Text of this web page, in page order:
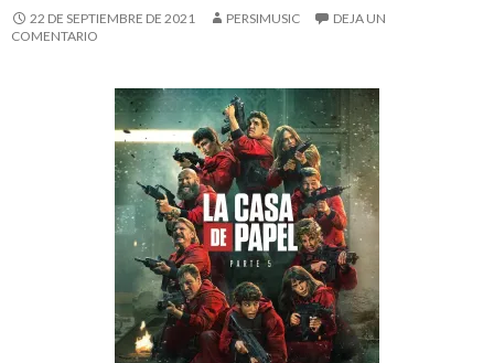
22 DE SEPTIEMBRE DE 2021 PERSIMUSIC
DEJA UN
COMENTARIO